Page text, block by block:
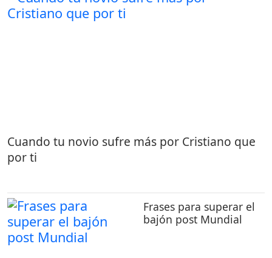
Cuando tu novio sufre más por Cristiano que
por ti
Frases para superar el
bajón post Mundial